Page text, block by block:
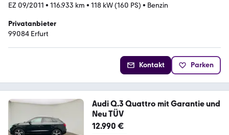
EZ 09/2011 • 116.933 km • 118 kW (160 PS) • Benzin
Privatanbieter
99084 Erfurt
Kontakt Parken
Audi Q.3 Quattro mit Garantie und
Neu TÜV
12.990 €